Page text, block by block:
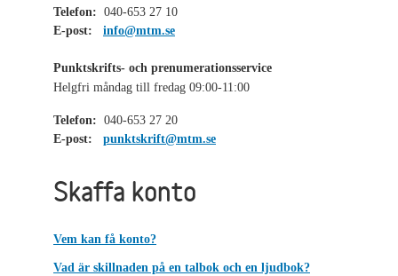
Telefon: 040-653 27 10
E-post:
info@mtm.se
Punktskrifts- och prenumerationsservice
Helgfri måndag till fredag 09:00-11:00
Telefon: 040-653 27 20
E-post:
punktskrift@mtm.se
Skaffa konto
Vem kan få konto?
Vad är skillnaden på en talbok och en ljudbok?